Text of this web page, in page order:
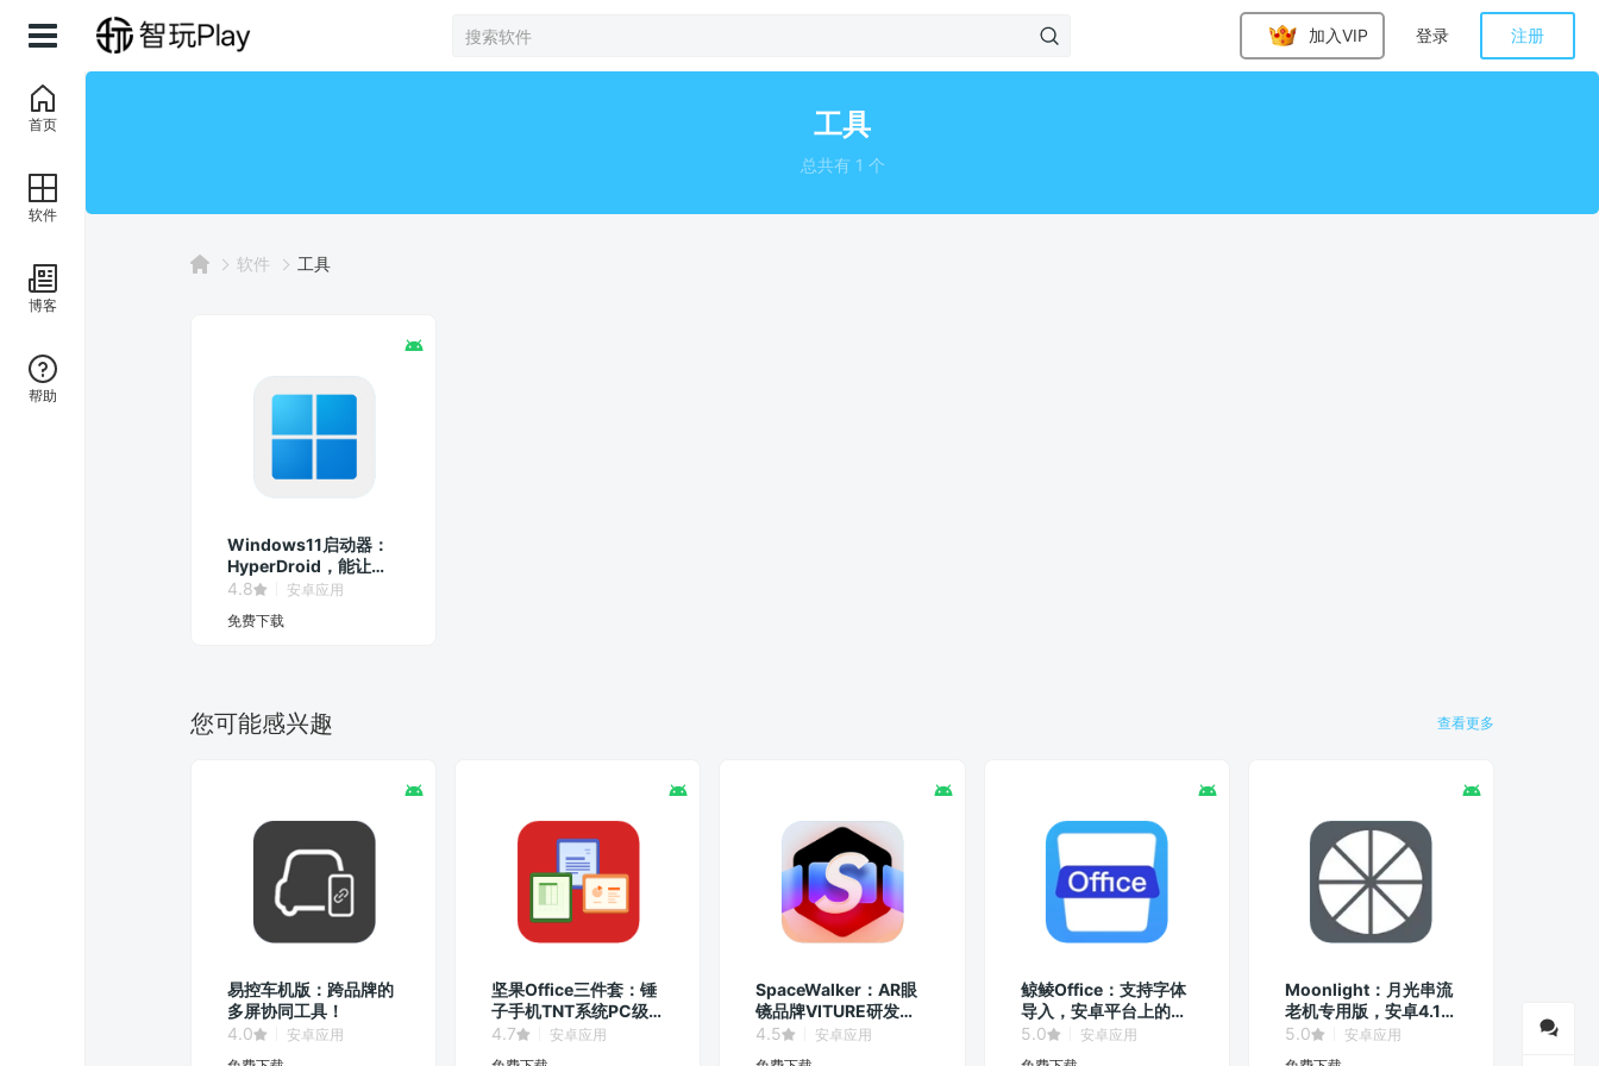
加入VIP 登录 注册
工具
总共有 1 个
软件 工具
Windows11启动器：
HyperDroid，能让安
卓系统秒变Win11界
4.8
安卓应用
免费下载
您可能感兴趣 查看更多
易控车机版：跨品牌的
多屏协同工具！
4.0
安卓应用
坚果Office三件套：锤
子手机TNT系统PC级
办公软件！
4.7
安卓应用
SpaceWalker：AR眼
镜品牌VITURE研发的
官方手机客户端！
4.5
安卓应用
鲸鲮Office：支持字体
导入，安卓平台上的
PC级办公软件！
5.0
安卓应用
Moonlight：月光串流
老机专用版，安卓4.1以
上可以！
5.0
安卓应用
首页
软件
博客
帮助